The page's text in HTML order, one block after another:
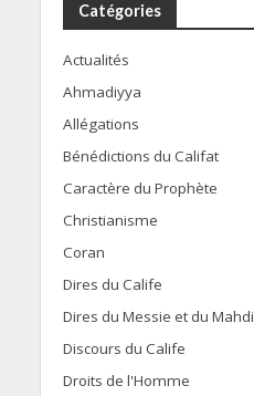
Catégories
Actualités
Ahmadiyya
Allégations
Bénédictions du Califat
Caractère du Prophète
Christianisme
Coran
Dires du Calife
Dires du Messie et du Mahdi
Discours du Calife
Droits de l'Homme